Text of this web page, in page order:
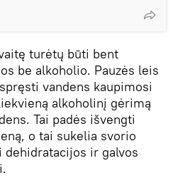
turėtų būti bent
be alkoholio. Pauzės leis
vandens kaupimosi
alkoholinį gėrimą
Tai padės išvengti
o tai sukelia svorio
ir galvos